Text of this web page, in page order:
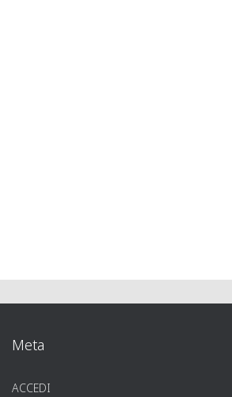
Meta
ACCEDI